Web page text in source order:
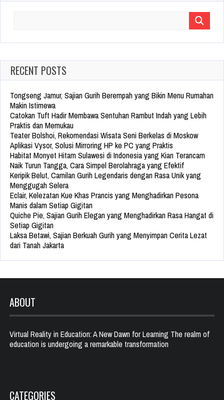
RECENT POSTS
Tongseng Jamur, Sajian Gurih Berempah yang Bikin Menu Rumahan
Makin Istimewa
Catokan Tuft Hadir Membawa Sentuhan Rambut Indah yang Lebih
Praktis dan Memukau
Teater Bolshoi, Rekomendasi Wisata Seni Berkelas di Moskow
Aplikasi Vysor, Solusi Mirroring HP ke PC yang Praktis
Habitat Monyet Hitam Sulawesi di Indonesia yang Kian Terancam
Naik Turun Tangga, Cara Simpel Berolahraga yang Efektif
Keripik Belut, Camilan Gurih Legendaris dengan Rasa Unik yang
Menggugah Selera
Eclair, Kelezatan Kue Khas Prancis yang Menghadirkan Pesona
Manis dalam Setiap Gigitan
Quiche Pie, Sajian Gurih Elegan yang Menghadirkan Rasa Hangat di
Setiap Gigitan
Laksa Betawi, Sajian Berkuah Gurih yang Menyimpan Cerita Lezat
dari Tanah Jakarta
ABOUT
Virtual Reality in Education: A New Dawn for Learning The realm of
education is undergoing a remarkable transformation
CATEGORIES